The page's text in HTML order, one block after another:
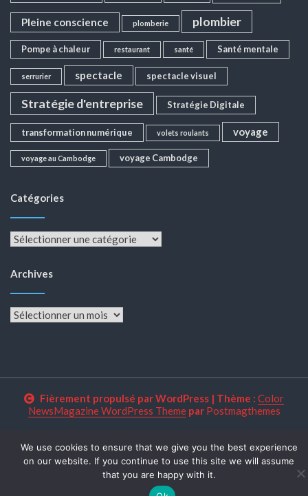
Pleine conscience plomberie plombier
Pompe à chaleur restaurant santé Santé mentale
serrurier spectacle spectacle visuel
Stratégie d'entreprise Stratégie Digitale
transformation numérique volets roulants voyage
voyage au Cambodge voyage Cambodge
Catégories
Catégories
Archives
Archives
Fièrement propulsé par WordPress | Thème : Color
NewsMagazine WordPress Themepar Postmagthemes
We use cookies to ensure that we give you the best experience
on our website. If you continue to use this site we will assume
that you are happy with it.